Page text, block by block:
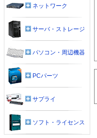
ネットワーク
サーバ・ストレージ
パソコン・周辺機器
PCパーツ
サプライ
ソフト・ライセンス